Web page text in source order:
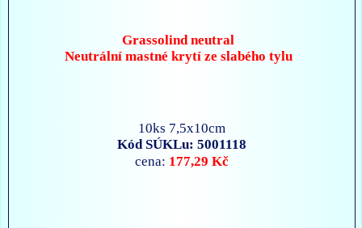
Grassolind neutral
Neutrální mastné krytí ze slabého tylu
10ks 7,5x10cm
Kód SÚKLu: 5001118
cena: 177,29 Kč